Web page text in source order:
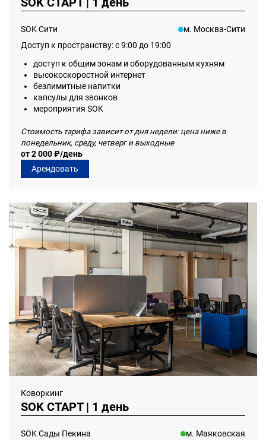
SOK Сити
м. Москва-Сити
Доступ к пространству: с 9:00 до 19:00
доступ к общим зонам и оборудованным кухням
высокоскоростной интернет
безлимитные напитки
капсулы для звонков
мероприятия SOK
Стоимость тарифа зависит от дня недели: цена ниже в
понедельник, среду, четверг и выходные
от 2 000 ₽/день
Арендовать
Коворкинг
SOK СТАРТ | 1 день
SOK Сады Пекина
м. Маяковская